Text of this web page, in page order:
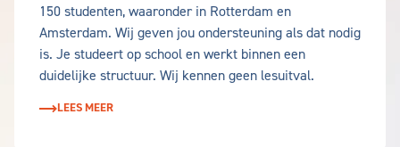
150 studenten, waaronder in Rotterdam en
Amsterdam. Wij geven jou ondersteuning als dat nodig
is. Je studeert op school en werkt binnen een
duidelijke structuur. Wij kennen geen lesuitval.
LEES MEER